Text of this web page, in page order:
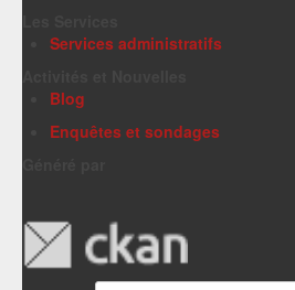
Services administratifs
Blog
Enquêtes et sondages